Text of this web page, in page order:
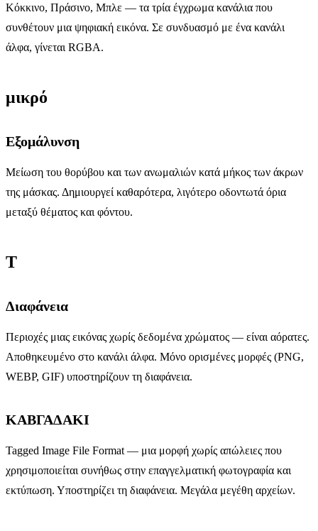
Κόκκινο, Πράσινο, Μπλε — τα τρία έγχρωμα κανάλια που
συνθέτουν μια ψηφιακή εικόνα. Σε συνδυασμό με ένα κανάλι
άλφα, γίνεται RGBA.
μικρό
Εξομάλυνση
Μείωση του θορύβου και των ανωμαλιών κατά μήκος των άκρων
της μάσκας. Δημιουργεί καθαρότερα, λιγότερο οδοντωτά όρια
μεταξύ θέματος και φόντου.
Τ
Διαφάνεια
Περιοχές μιας εικόνας χωρίς δεδομένα χρώματος — είναι αόρατες.
Αποθηκευμένο στο κανάλι άλφα. Μόνο ορισμένες μορφές (PNG,
WEBP, GIF) υποστηρίζουν τη διαφάνεια.
ΚΑΒΓΑΔΑΚΙ
Tagged Image File Format — μια μορφή χωρίς απώλειες που
χρησιμοποιείται συνήθως στην επαγγελματική φωτογραφία και
εκτύπωση. Υποστηρίζει τη διαφάνεια. Μεγάλα μεγέθη αρχείων.